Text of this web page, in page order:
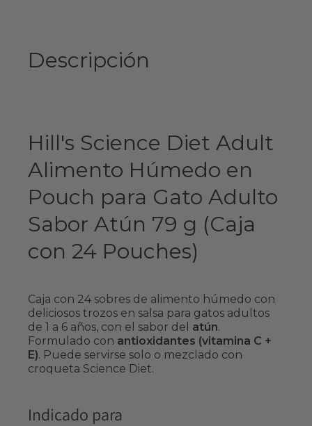
Descripción
Hill's Science Diet Adult
Alimento Húmedo en
Pouch para Gato Adulto
Sabor Atún 79 g (Caja
con 24 Pouches)
Caja con 24 sobres de alimento húmedo con
deliciosos trozos en salsa para gatos adultos
de 1 a 6 años, con el sabor del atún.
Formulado con antioxidantes (vitamina C +
E). Puede servirse solo o mezclado con
croqueta Science Diet.
Indicado para